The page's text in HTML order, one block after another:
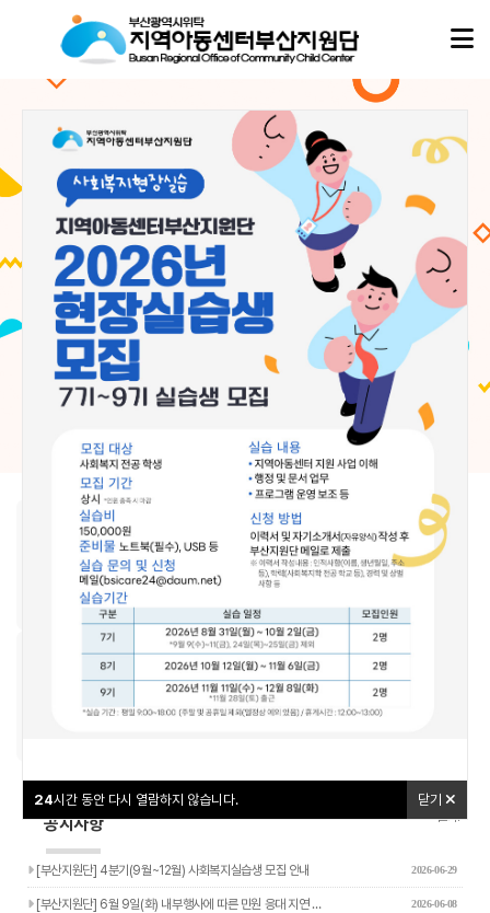
시간 동안 다시 열람하지 않습니다.
시간 동안 다시 열람하지 않습니다.
24시간 동안 다시 열람하지 않습니다. 닫기
아동이행복한 세상,
지역아동센터부산지원단
이 함께합니다.
지역아동센터부산지원단은
부산지역 16개 구·군의 모든 지역아동센터, 협동돌봄센터와 함께하며
아이들의 성장과 돌봄이 흔들리지 않도록 현장의 곁에서 따뜻한 울타리가 되겠습니다.
아동이행복한 세상,
지역아동센터부산지원단
이 함께합니다.
지역아동센터부산지원단은
부산지역 16개 구·군의 모든 지역아동센터, 협동돌봄센터와 함께하며
아이들의 성장과 돌봄이 흔들리지 않도록 현장의 곁에서 따뜻한 울타리가 되겠습니다.
02
우리동네돌봄지도 교육신청
공지사항 더보기+
[부산지원단] 4분기(9월~12월) 사회복지실습생 모집 안내 2026-06-29
[부산지원단] 6월 9일(화) 내부행사에 따른 민원 응대 지연 … 2026-06-08